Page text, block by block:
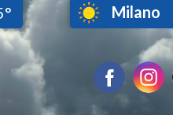
Milano